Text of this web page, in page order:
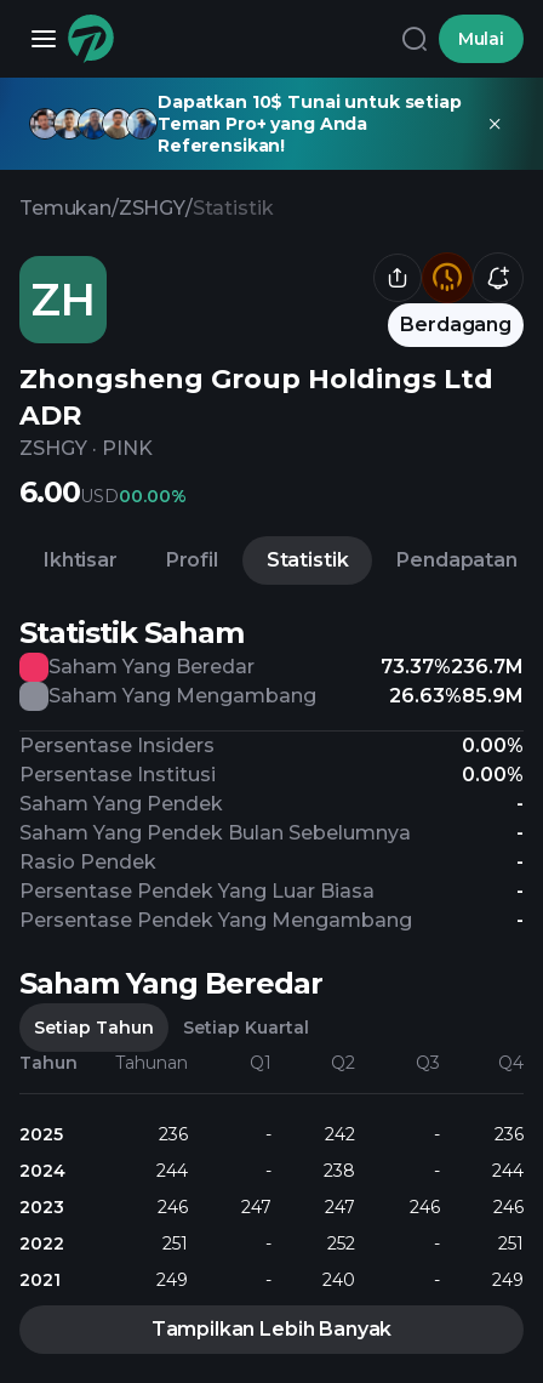
Mulai
Dapatkan 10$ Tunai untuk setiap
Teman Pro+ yang Anda
Referensikan!
Temukan/ZSHGY/Statistik
ZH Berdagang
Zhongsheng Group Holdings Ltd
ADR
ZSHGY · PINK
6.00USD00.00%
Ikhtisar Profil Statistik Pendapatan
Statistik Saham
Saham Yang Beredar 73.37%236.7M
Saham Yang Mengambang
26.63%85.9M
Persentase Insiders
0.00%
Persentase Institusi
0.00%
Saham Yang Pendek
-
Saham Yang Pendek Bulan Sebelumnya
-
Rasio Pendek
-
Persentase Pendek Yang Luar Biasa
-
Persentase Pendek Yang Mengambang
-
Saham Yang Beredar
Setiap Tahun
Setiap Kuartal
Tahun
Tahunan Q1 Q2 Q3 Q4
2025 236 - 242 -
236
2024
244 - 238 -
244
2023
246 247 247 246
246
2022
251 - 252 -
251
2021
249 - 240 - 249
Tampilkan Lebih Banyak